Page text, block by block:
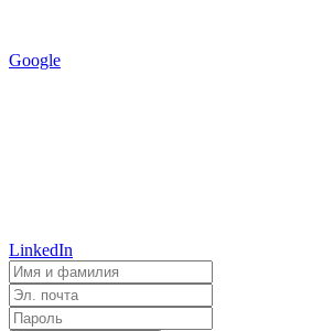
Google
LinkedIn